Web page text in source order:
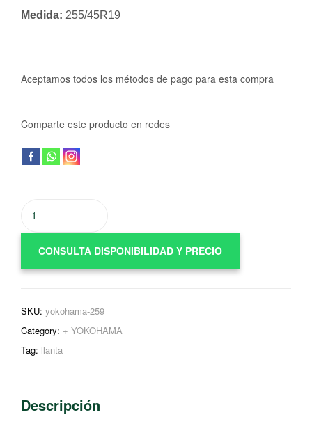
Medida: 255/45R19
Aceptamos todos los métodos de pago para esta compra
Comparte este producto en redes
CONSULTA DISPONIBILIDAD Y PRECIO
SKU: yokohama-259
Category: + YOKOHAMA
Tag: llanta
Descripción